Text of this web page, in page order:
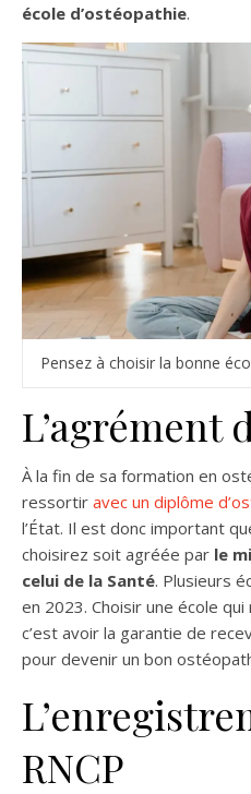
école d’ostéopathie.
Pensez à choisir la bonne
L’agrément
À la fin de sa formation en
ressortir avec un diplôme
l’État. Il est donc important
choisirez soit agréée par le
celui de la Santé. Plusieurs
en 2023. Choisir une école
c’est avoir la garantie de
pour devenir un bon
RNCP